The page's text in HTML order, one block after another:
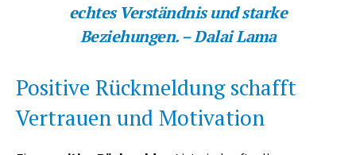
echtes Verständnis und starke
Beziehungen. – Dalai Lama
Positive Rückmeldung schafft
Vertrauen und Motivation